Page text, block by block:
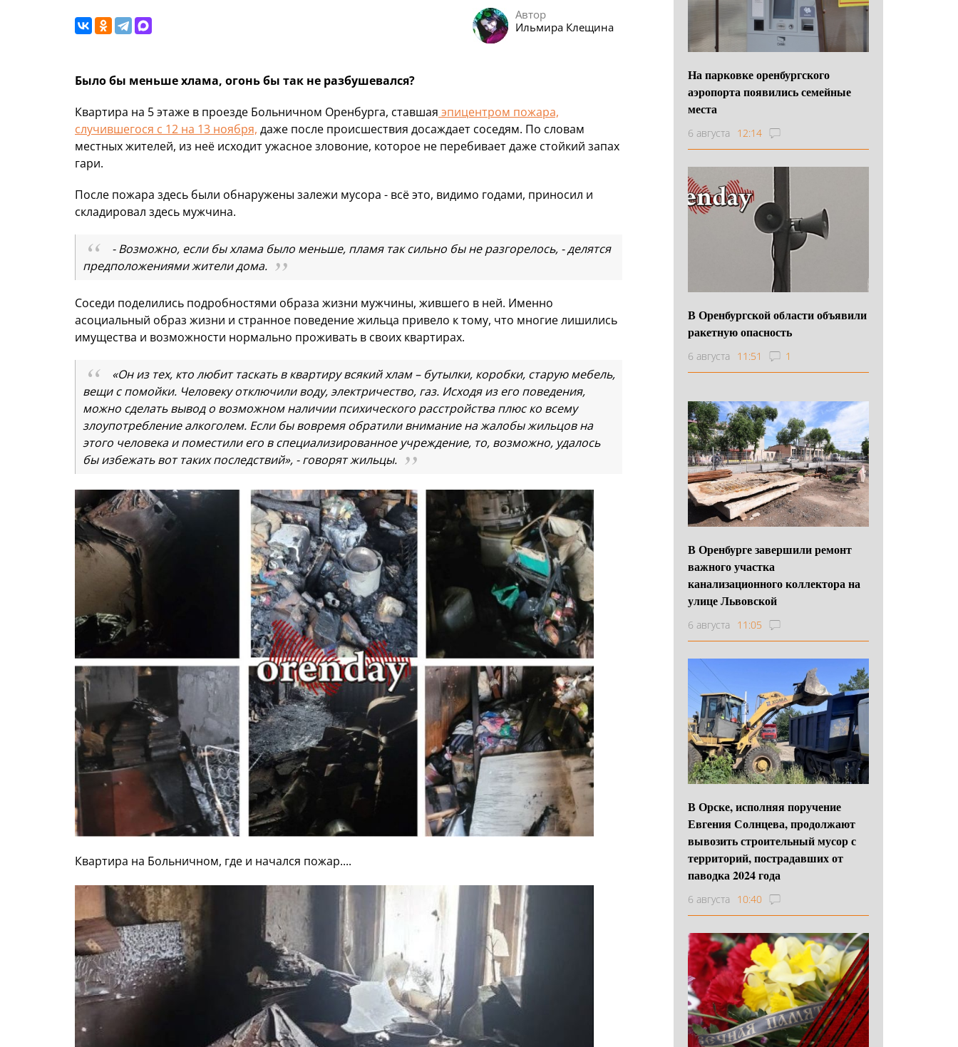
Автор
Ильмира Клещина
Было бы меньше хлама, огонь бы так не разбушевался?
Квартира на 5 этаже в проезде Больничном Оренбурга, ставшая эпицентром пожара,
случившегося с 12 на 13 ноября, даже после происшествия досаждает соседям. По словам
местных жителей, из неё исходит ужасное зловоние, которое не перебивает даже стойкий запах
гари.
После пожара здесь были обнаружены залежи мусора - всё это, видимо годами, приносил и
складировал здесь мужчина.
- Возможно, если бы хлама было меньше, пламя так сильно бы не разгорелось, - делятся
предположениями жители дома.
Соседи поделились подробностями образа жизни мужчины, жившего в ней. Именно
асоциальный образ жизни и странное поведение жильца привело к тому, что многие лишились
имущества и возможности нормально проживать в своих квартирах.
«Он из тех, кто любит таскать в квартиру всякий хлам – бутылки, коробки, старую мебель,
вещи с помойки. Человеку отключили воду, электричество, газ. Исходя из его поведения,
можно сделать вывод о возможном наличии психического расстройства плюс ко всему
злоупотребление алкоголем. Если бы вовремя обратили внимание на жалобы жильцов на
этого человека и поместили его в специализированное учреждение, то, возможно, удалось
бы избежать вот таких последствий», - говорят жильцы.
Квартира на Больничном, где и начался пожар....
На парковке оренбургского
аэропорта появились семейные
места
6 августа 12:14
В Оренбургской области объявили
ракетную опасность
6 августа 11:51 1
В Оренбурге завершили ремонт
важного участка
канализационного коллектора на
улице Львовской
6 августа 11:05
В Орске, исполняя поручение
Евгения Солнцева, продолжают
вывозить строительный мусор с
территорий, пострадавших от
паводка 2024 года
6 августа 10:40